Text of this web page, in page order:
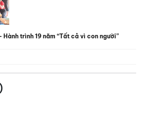
trình 19 năm “Tất cả vì con người”